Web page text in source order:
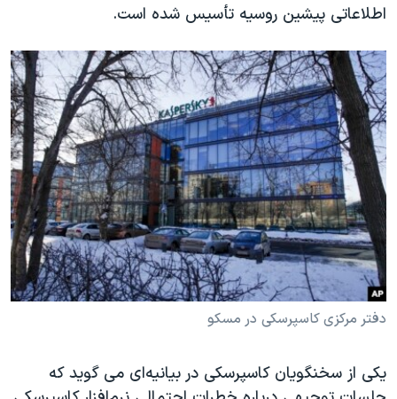
اطلاعاتی پیشین روسیه تأسیس شده است.
دفتر مرکزی کاسپرسکی در مسکو
یکی از سخنگویان کاسپرسکی در بیانیه‌ای می گوید که